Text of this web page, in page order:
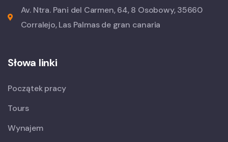
Av. Ntra. Pani del Carmen, 64, 8 Osobowy, 35660
Corralejo, Las Palmas de gran canaria
Słowa linki
Początek pracy
Tours
Wynajem